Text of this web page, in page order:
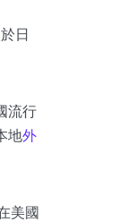
日
流行
地外
美國